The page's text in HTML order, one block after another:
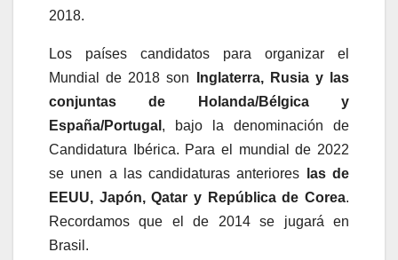
2018.
Los países candidatos para organizar el
Mundial de 2018 son
Inglaterra, Rusia y las
conjuntas de Holanda/Bélgica y
España/Portugal , bajo la denominación de
Candidatura Ibérica. Para el mundial de 2022
se unen a las candidaturas anteriores las de
EEUU, Japón, Qatar y República de Corea.
Recordamos que el de 2014 se jugará en
Brasil.